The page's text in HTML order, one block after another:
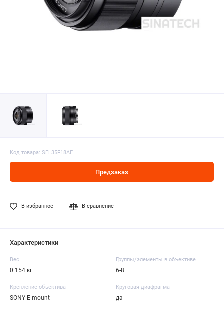
Код товара: SEL35F18AE
Предзаказ
В избранное В сравнение
Характеристики
Вес
0.154 кг
Группы/элементы в объективе
6-8
Крепление объектива
SONY E-mount
Круговая диафрагма
да